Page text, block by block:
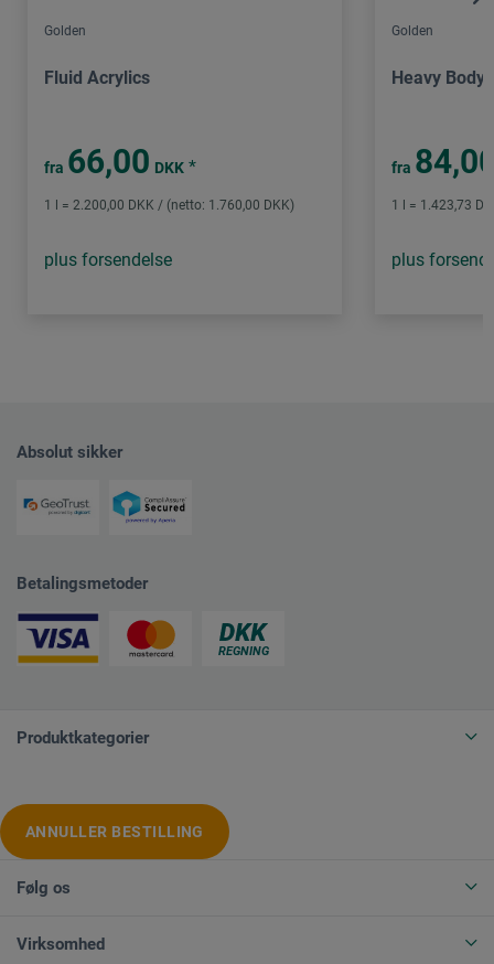
Golden
Fluid Acrylics
fra 66,00 DKK *
1 l = 2.200,00 DKK / (netto: 1.760,00 DKK)
plus forsendelse
Golden
Heavy Body
fra
1 l = 1.423,73
plus
Absolut sikker
Betalingsmetoder
Produktkategorier
ANNULLER BESTILLING
Følg os
Virksomhed